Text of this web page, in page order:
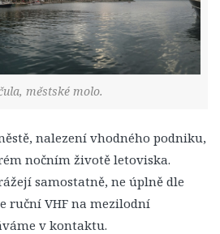
městské molo.
nalezení vhodného podniku,
nočním životě letoviska.
samostatně, ne úplně dle
ruční VHF na mezilodní
v kontaktu.